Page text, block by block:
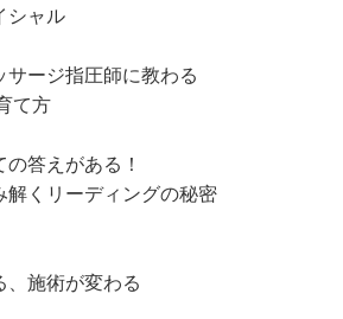
シャル
サージ指圧師に教わる
て方
答えがある！
解くリーディングの秘密
、施術が変わる